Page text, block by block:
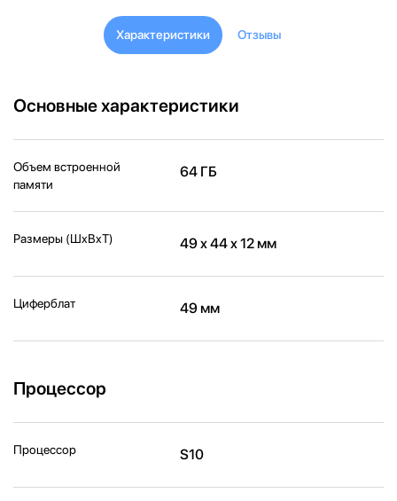
Характеристики Отзывы
Основные характеристики
Объем встроенной
памяти
64 ГБ
Размеры (ШxВxТ) 49 x 44 x 12 мм
Циферблат 49 мм
Процессор
Процессор S10